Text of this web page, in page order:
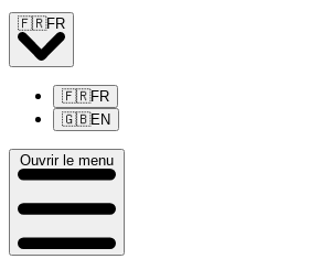
🇫🇷FR
🇫🇷FR
🇬🇧EN
Ouvrir le menu